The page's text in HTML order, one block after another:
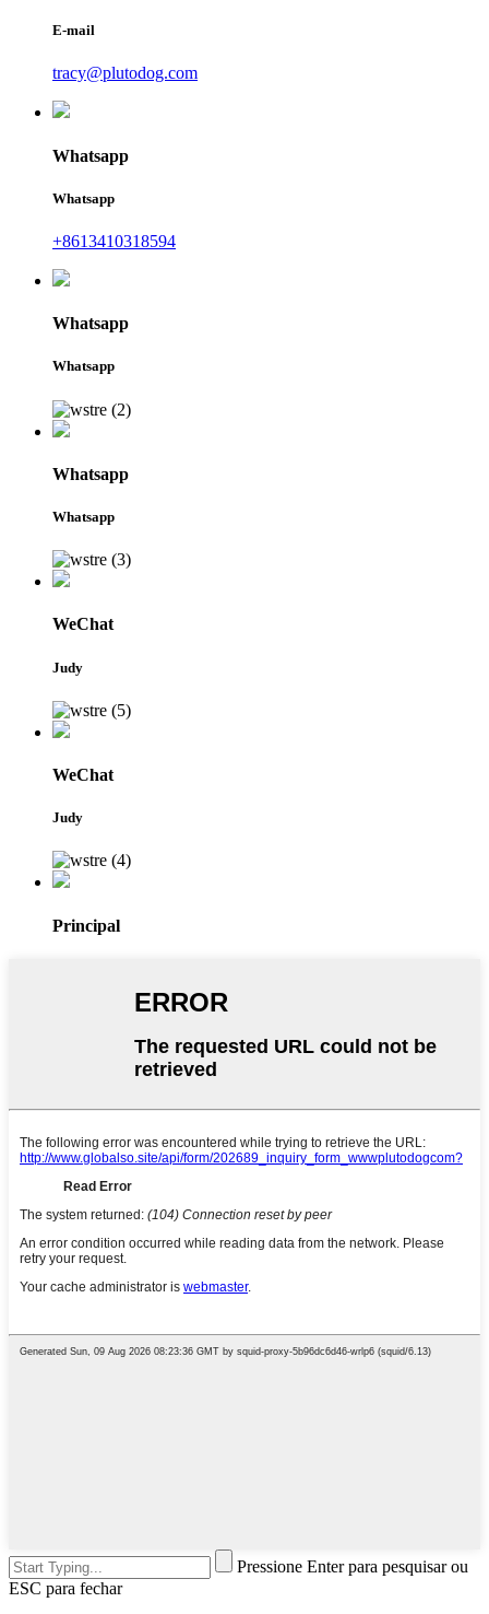
E-mail
tracy@plutodog.com
Whatsapp
Whatsapp
+8613410318594
Whatsapp
Whatsapp
Whatsapp
Whatsapp
WeChat
Judy
WeChat
Judy
Principal
Pressione Enter para pesquisar ou
ESC para fechar